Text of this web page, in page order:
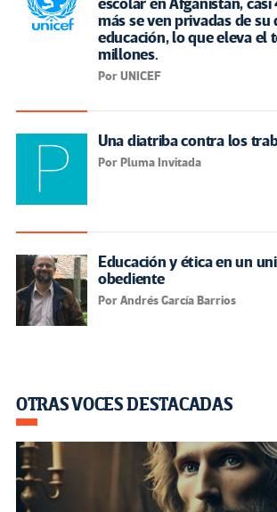
escolar en Afganistán,
más se ven privadas de su
educación, lo que eleva el
millones.
Por UNICEF
Una diatriba contra los
Por Pluma Invitada
Educación y ética en un
obediente
Por Andrés García Barrios
OTRAS VOCES DESTACADAS